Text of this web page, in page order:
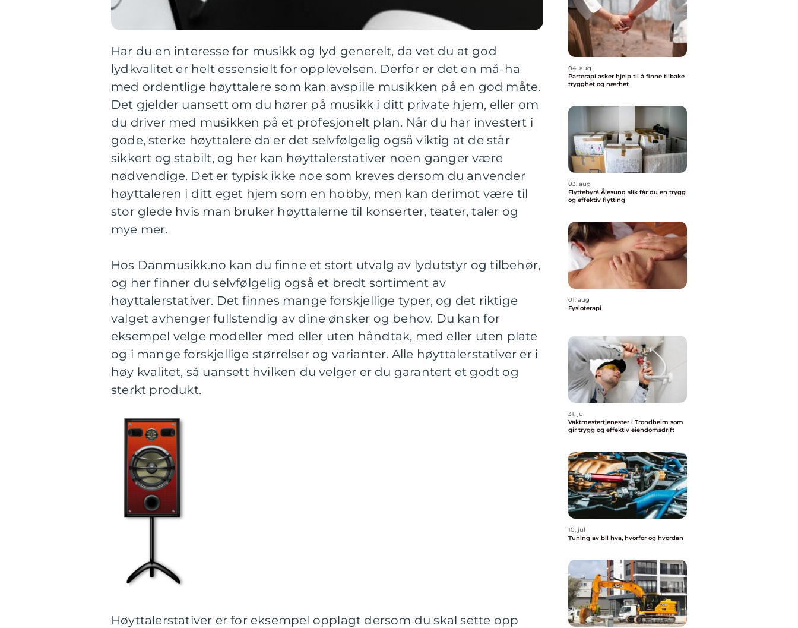
Har du en interesse for musikk og lyd generelt, da vet du at god
lydkvalitet er helt essensielt for opplevelsen. Derfor er det en må-ha
med ordentlige høyttalere som kan avspille musikken på en god måte.
Det gjelder uansett om du hører på musikk i ditt private hjem, eller om
du driver med musikken på et profesjonelt plan. Når du har investert i
gode, sterke høyttalere da er det selvfølgelig også viktig at de står
sikkert og stabilt, og her kan høyttalerstativer noen ganger være
nødvendige. Det er typisk ikke noe som kreves dersom du anvender
høyttaleren i ditt eget hjem som en hobby, men kan derimot være til
stor glede hvis man bruker høyttalerne til konserter, teater, taler og
mye mer.
Hos Danmusikk.no kan du finne et stort utvalg av lydutstyr og tilbehør,
og her finner du selvfølgelig også et bredt sortiment av
høyttalerstativer. Det finnes mange forskjellige typer, og det riktige
valget avhenger fullstendig av dine ønsker og behov. Du kan for
eksempel velge modeller med eller uten håndtak, med eller uten plate
og i mange forskjellige størrelser og varianter. Alle høyttalerstativer er i
høy kvalitet, så uansett hvilken du velger er du garantert et godt og
sterkt produkt.
Høyttalerstativer er for eksempel opplagt dersom du skal sette opp
04. aug
Parterapi asker hjelp til å finne tilbake
trygghet og nærhet
03. aug
Flyttebyrå Ålesund slik får du en trygg
og effektiv flytting
01. aug
Fysioterapi
31. jul
Vaktmestertjenester i Trondheim som
gir trygg og effektiv eiendomsdrift
10. jul
Tuning av bil hva, hvorfor og hvordan